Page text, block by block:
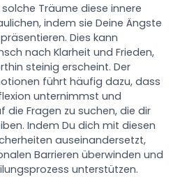
Träume diese innere
indem sie Deine Ängste
Dies kann
nach Klarheit und Frieden,
steinig erscheint. Der
führt häufig dazu, dass
unternimmst und
Fragen zu suchen, die dir
Indem Du dich mit diesen
auseinandersetzt,
Barrieren überwinden und
unterstützen.